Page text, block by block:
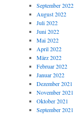
September 2022
August 2022
Juli 2022
Juni 2022
Mai 2022
April 2022
März 2022
Februar 2022
Januar 2022
Dezember 2021
November 2021
Oktober 2021
September 2021